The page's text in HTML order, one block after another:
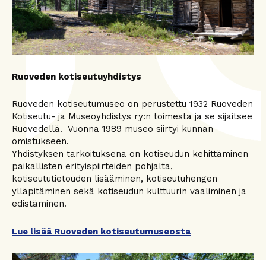
Ruoveden kotiseutuyhdistys
Ruoveden kotiseutumuseo on perustettu 1932 Ruoveden
Kotiseutu- ja Museoyhdistys ry:n toimesta ja se sijaitsee
Ruovedellä. Vuonna 1989 museo siirtyi kunnan
omistukseen.
Yhdistyksen tarkoituksena on kotiseudun kehittäminen
paikallisten erityispiirteiden pohjalta,
kotiseututietouden lisääminen, kotiseutuhengen
ylläpitäminen sekä kotiseudun kulttuurin vaaliminen ja
edistäminen.
Lue lisää Ruoveden kotiseutumuseosta